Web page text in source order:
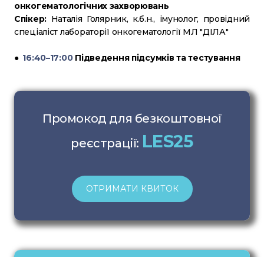
онкогематологічних захворювань
Спікер: Наталія Голярник, к.б.н., імунолог, провідний
спеціаліст лабораторії онкогематології МЛ "ДІЛА"
● 16:40–17:00 Підведення підсумків та тестування
Промокод для безкоштовної
реєстрації: LES25
ОТРИМАТИ КВИТОК